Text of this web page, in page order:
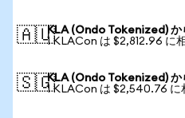
🇦🇺KLA (Ondo Tokenized) か
1 KLACon は $2,812.96 に
🇸🇬KLA (Ondo Tokenized) か
1 KLACon は $2,540.76 に